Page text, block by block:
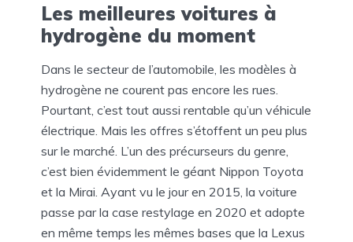
Les meilleures voitures à
hydrogène du moment
Dans le secteur de l’automobile, les modèles à
hydrogène ne courent pas encore les rues.
Pourtant, c’est tout aussi rentable qu’un véhicule
électrique. Mais les offres s’étoffent un peu plus
sur le marché. L’un des précurseurs du genre,
c’est bien évidemment le géant Nippon Toyota
et la Mirai. Ayant vu le jour en 2015, la voiture
passe par la case restylage en 2020 et adopte
en même temps les mêmes bases que la Lexus